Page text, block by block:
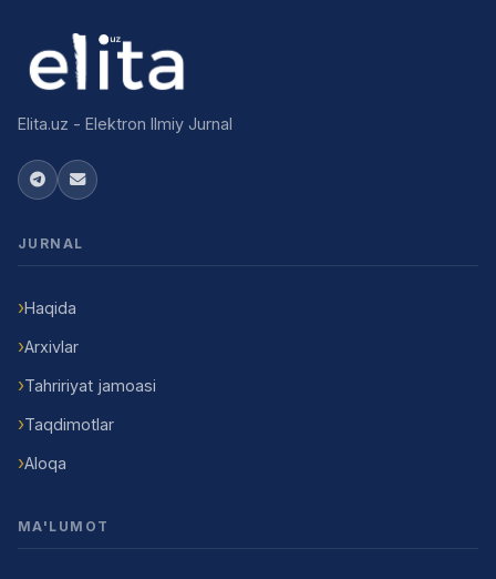
Elita.uz - Elektron Ilmiy Jurnal
JURNAL
Haqida
Arxivlar
Tahririyat jamoasi
Taqdimotlar
Aloqa
MA'LUMOT